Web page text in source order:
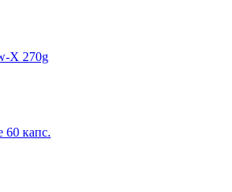
X 270g
60 капс.